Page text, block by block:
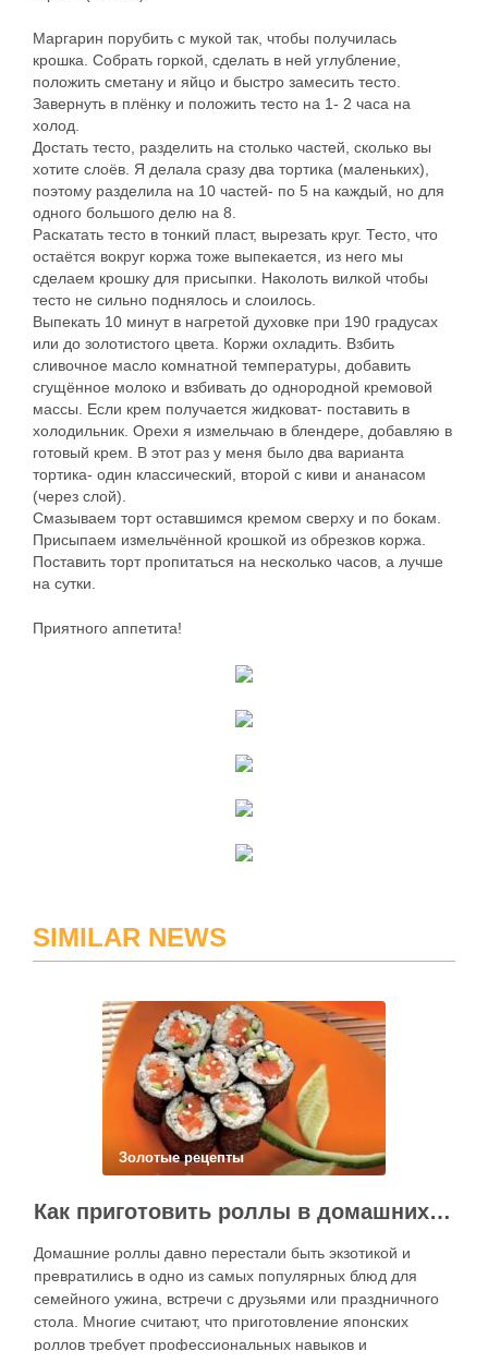
Маргарин порубить с мукой так, чтобы получилась
крошка. Собрать горкой, сделать в ней углубление,
положить сметану и яйцо и быстро замесить тесто.
Завернуть в плёнку и положить тесто на 1- 2 часа на
холод.
Достать тесто, разделить на столько частей, сколько вы
хотите слоёв. Я делала сразу два тортика (маленьких),
поэтому разделила на 10 частей- по 5 на каждый, но для
одного большого делю на 8.
Раскатать тесто в тонкий пласт, вырезать круг. Тесто, что
остаётся вокруг коржа тоже выпекается, из него мы
сделаем крошку для присыпки. Наколоть вилкой чтобы
тесто не сильно поднялось и слоилось.
Выпекать 10 минут в нагретой духовке при 190 градусах
или до золотистого цвета. Коржи охладить. Взбить
сливочное масло комнатной температуры, добавить
сгущённое молоко и взбивать до однородной кремовой
массы. Если крем получается жидковат- поставить в
холодильник. Орехи я измельчаю в блендере, добавляю в
готовый крем. В этот раз у меня было два варианта
тортика- один классический, второй с киви и ананасом
(через слой).
Смазываем торт оставшимся кремом сверху и по бокам.
Присыпаем измельчённой крошкой из обрезков коржа.
Поставить торт пропитаться на несколько часов, а лучше
на сутки.
Приятного аппетита!
SIMILAR NEWS
Золотые рецепты
Как приготовить роллы в домашних условиях?
Домашние роллы давно перестали быть экзотикой и
превратились в одно из самых популярных блюд для
семейного ужина, встречи с друзьями или праздничного
стола. Многие считают, что приготовление японских
роллов требует профессиональных навыков и